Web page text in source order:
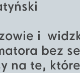
i
bez
na te,